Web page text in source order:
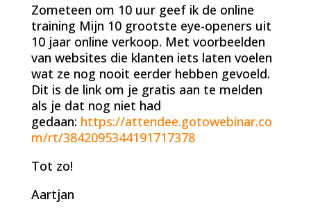
Zometeen om 10 uur geef ik de online
training Mijn 10 grootste eye-openers uit
10 jaar online verkoop. Met voorbeelden
van websites die klanten iets laten voelen
wat ze nog nooit eerder hebben gevoeld.
Dit is de link om je gratis aan te melden
als je dat nog niet had
gedaan: https://attendee.gotowebinar.co
m/rt/3842095344191717378
Tot zo!
Aartjan